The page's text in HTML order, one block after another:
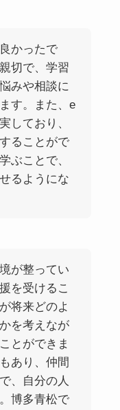
かったで
切で、学習
みや相談に
す。また、e
しており、
ることがで
ぶことで、
るようにな
が整ってい
を受けるこ
将来どのよ
を考えなが
とができま
あり、仲間
、自分の人
博多青松で